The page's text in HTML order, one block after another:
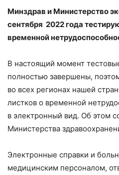
Минздрав и Министерство
сентября 2022 года
временной
В настоящий момент
полностью завершены,
во всех регионах нашей
листков о временной
в электронный вид. Об этом
Министерства
Электронные справки и
медицинским персоналом,